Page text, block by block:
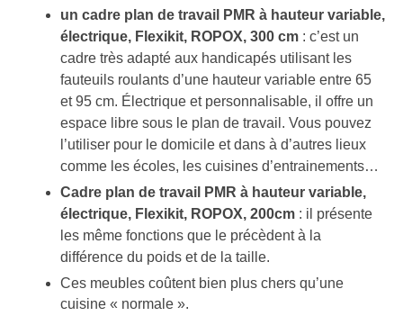
un cadre plan de travail PMR à hauteur variable,
électrique, Flexikit, ROPOX, 300 cm: c’est un
cadre très adapté aux handicapés utilisant les
fauteuils roulants d’une hauteur variable entre 65
et 95 cm. Électrique et personnalisable, il offre un
espace libre sous le plan de travail. Vous pouvez
l’utiliser pour le domicile et dans à d’autres lieux
comme les écoles, les cuisines d’entrainements…
Cadre plan de travail PMR à hauteur variable,
électrique, Flexikit, ROPOX, 200cm: il présente
les même fonctions que le précèdent à la
différence du poids et de la taille.
Ces meubles coûtent bien plus chers qu’une
cuisine « normale ».